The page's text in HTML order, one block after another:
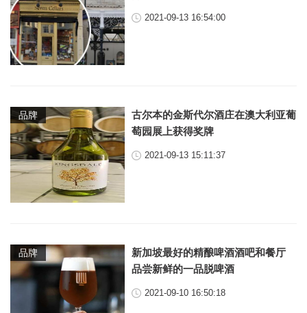
2021-09-13 16:54:00
品牌
古尔本的金斯代尔酒庄在澳大利亚葡
萄园展上获得奖牌
2021-09-13 15:11:37
品牌
新加坡最好的精酿啤酒酒吧和餐厅
品尝新鲜的一品脱啤酒
2021-09-10 16:50:18